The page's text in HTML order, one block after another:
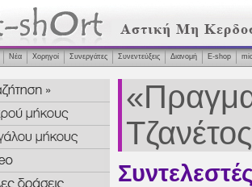
Νέα Χορηγοί Συνεργάτες Συνεντεύξεις Διανομή Ε-shop